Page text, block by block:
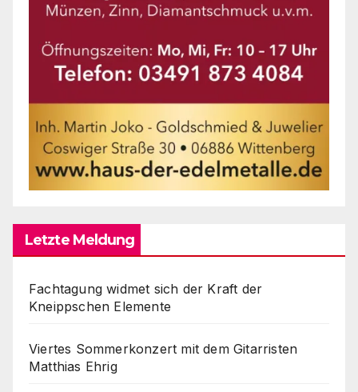
Letzte Meldung
Fachtagung widmet sich der Kraft der
Kneippschen Elemente
Viertes Sommerkonzert mit dem Gitarristen
Matthias Ehrig